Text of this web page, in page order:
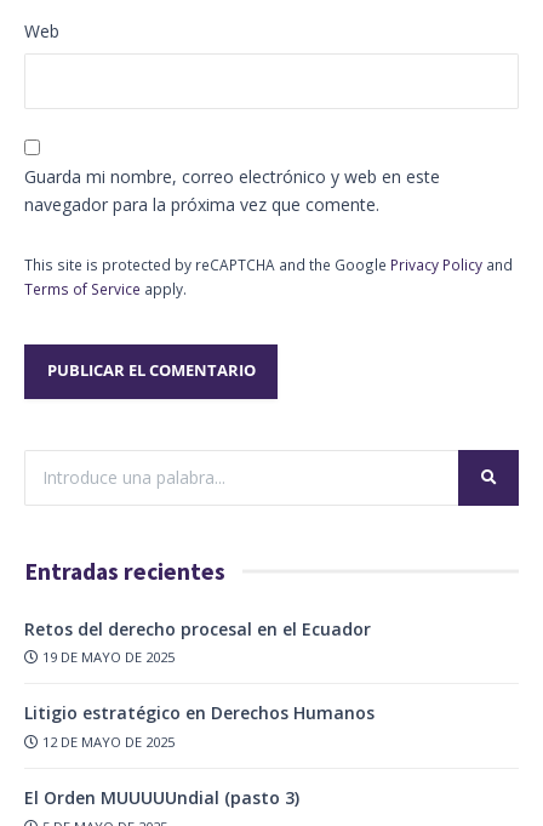
Web
Guarda mi nombre, correo electrónico y web en este
navegador para la próxima vez que comente.
This site is protected by reCAPTCHA and the Google Privacy Policy and
Terms of Service apply.
Entradas recientes
Retos del derecho procesal en el Ecuador
19 DE MAYO DE 2025
Litigio estratégico en Derechos Humanos
12 DE MAYO DE 2025
El Orden MUUUUUndial (pasto 3)